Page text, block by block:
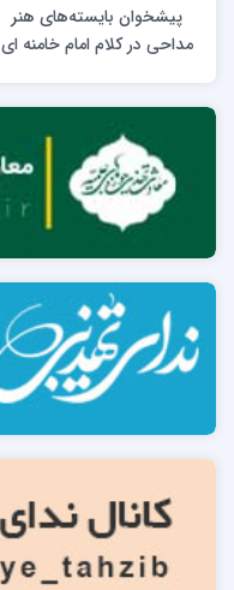
پیشخوان بایسته‌های هنر
مداحی در کلام امام خامنه ای